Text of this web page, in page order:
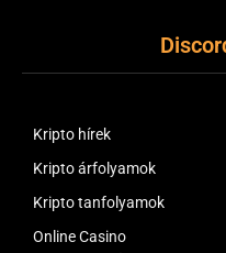
Kripto hírek
Kripto árfolyamok
Kripto tanfolyamok
Online Casino